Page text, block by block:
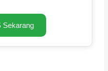
Sekarang